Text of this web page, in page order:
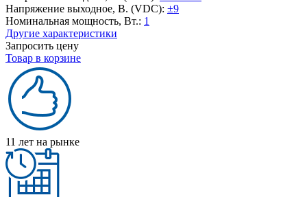
Напряжение выходное, В. (VDC): ±9
Номинальная мощность, Вт.: 1
Другие характеристики
Запросить цену
Товар в корзине
11 лет на рынке